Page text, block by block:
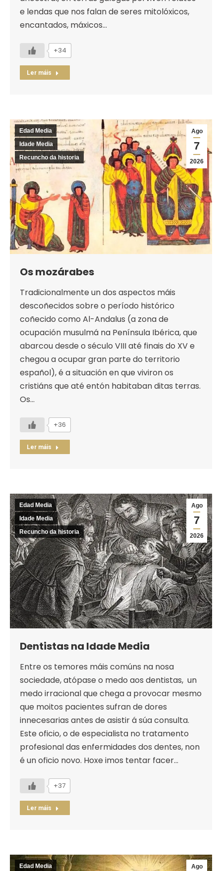
e lendas que nos falan de seres mitolóxicos,
encantados, máxicos…
+34
Ler máis
Ago
7
2026
Edad Media
Idade Media
Recuncho da historia
Os mozárabes
Tradicionalmente un dos aspectos máis
descoñecidos sobre o período histórico
coñecido como Al-Andalus (a zona de
ocupación musulmá na Península Ibérica, que
abarcou desde o século VIII até finais do XV e
chegou a ocupar gran parte do territorio
español), é a situación en que viviron os
cristiáns que até entón habitaban ditas terras.
Os…
+36
Ler máis
Ago
7
2026
Edad Media
Idade Media
Recuncho da historia
Dentistas na Idade Media
Entre os temores máis comúns na nosa
sociedade, atópase o medo aos dentistas, un
medo irracional que chega a provocar mesmo
que moitos pacientes sufran de dores
innecesarias antes de asistir á súa consulta.
Este oficio, o de especialista no tratamento
profesional das enfermidades dos dentes, non
é un oficio novo. Hoxe imos tentar facer…
+37
Ler máis
Ago
Edad Media